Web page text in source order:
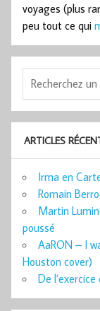
voyages (plus
peu tout ce qui
ARTICLES
Irma en
Romain
Martin
poussé
AaRON – I
Houston cover)
De